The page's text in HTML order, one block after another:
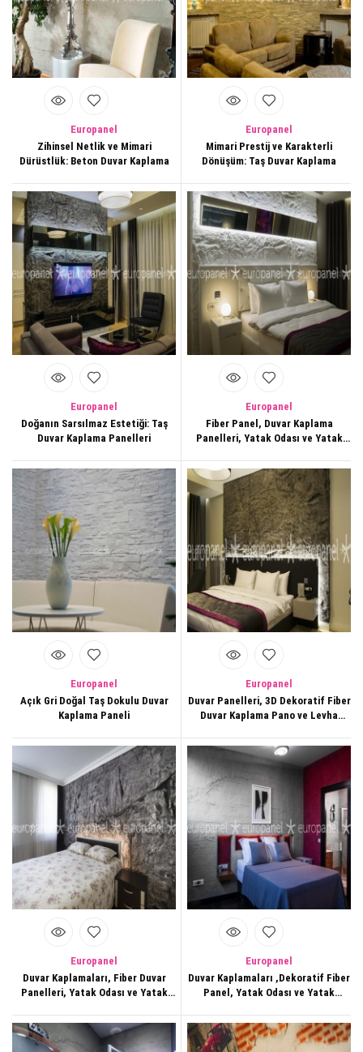
Europanel
Zihinsel Netlik ve Mimari
Dürüstlük: Beton Duvar Kaplama
Europanel
Mimari Prestij ve Karakterli
Dönüşüm: Taş Duvar Kaplama
Europanel
Doğanın Sarsılmaz Estetiği: Taş
Duvar Kaplama Panelleri
Europanel
Fiber Panel, Duvar Kaplama
Panelleri, Yatak Odası ve Yatak
Dekorasyonları,174
Europanel
Açık Gri Doğal Taş Dokulu Duvar
Kaplama Paneli
Europanel
Duvar Panelleri, 3D Dekoratif Fiber
Duvar Kaplama Pano ve Levha
Europanel
Duvar Kaplamaları, Fiber Duvar
Panelleri, Yatak Odası ve Yatak
Dekorasyonları,197
Europanel
Duvar Kaplamaları ,Dekoratif Fiber
Panel, Yatak Odası ve Yatak
Kaplama Modeli ,245